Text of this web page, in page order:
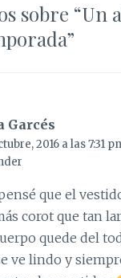
sobre “Un
”
Garcés
2016 a las 7:31
que el
corot que tan
quede del
ve lindo y